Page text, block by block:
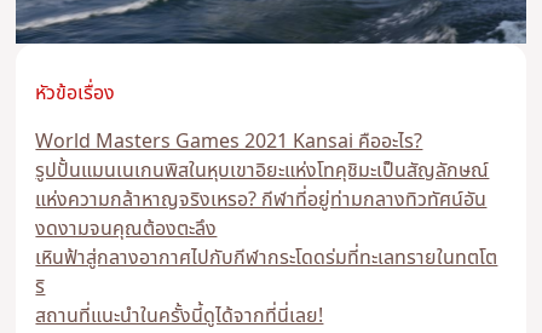
หัวข้อเรื่อง
World Masters Games 2021 Kansai คืออะไร?
รูปปั้นแมนเนเกนพิสในหุบเขาอิยะแห่งโทคุชิมะเป็นสัญลักษณ์
แห่งความกล้าหาญจริงเหรอ? กีฬาที่อยู่ท่ามกลางทิวทัศน์อัน
งดงามจนคุณต้องตะลึง
เหินฟ้าสู่กลางอากาศไปกับกีฬากระโดดร่มที่ทะเลทรายในทตโต
ริ
สถานที่แนะนำในครั้งนี้ดูได้จากที่นี่เลย!